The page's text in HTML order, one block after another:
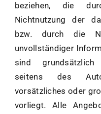
beziehen, die
Nichtnutzung der
bzw. durch die
unvollständiger
sind grundsätzlich
seitens des
vorsätzliches oder
vorliegt. Alle